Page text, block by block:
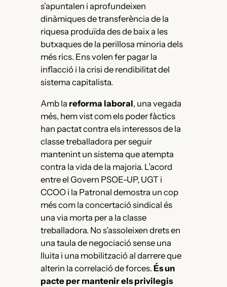
s’apuntalen i aprofundeixen
dinàmiques de transferència de la
riquesa produïda des de baix a les
butxaques de la perillosa minoria dels
més rics. Ens volen fer pagar la
inflacció i la crisi de rendibilitat del
sistema capitalista.
Amb la reforma laboral, una vegada
més, hem vist com els poder fàctics
han pactat contra els interessos de la
classe treballadora per seguir
mantenint un sistema que atempta
contra la vida de la majoria. L’acord
entre el Govern PSOE-UP, UGT i
CCOO i la Patronal demostra un cop
més com la concertació sindical és
una via morta per a la classe
treballadora. No s’assoleixen drets en
una taula de negociació sense una
lluita i una mobilització al darrere que
alterin la correlació de forces. És un
pacte per mantenir els privilegis